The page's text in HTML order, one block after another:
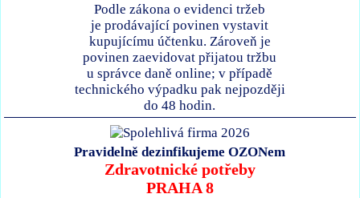
Podle zákona o evidenci tržeb
je prodávající povinen vystavit
kupujícímu účtenku. Zároveň je
povinen zaevidovat přijatou tržbu
u správce daně online; v případě
technického výpadku pak nejpozději
do 48 hodin.
Pravidelně dezinfikujeme OZONem
Zdravotnické potřeby
PRAHA 8